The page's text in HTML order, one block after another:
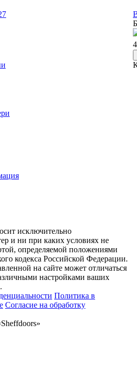
исключительно
и ни при каких условиях не
определяемой положениями
кодекса Российской Федерации.
на сайте может отличаться
настройками ваших
Политика в
Согласие на обработку